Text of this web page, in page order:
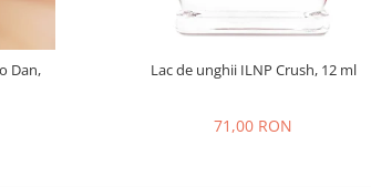
Dan,
Lac de unghii ILNP Crush, 12 ml
71,00 RON